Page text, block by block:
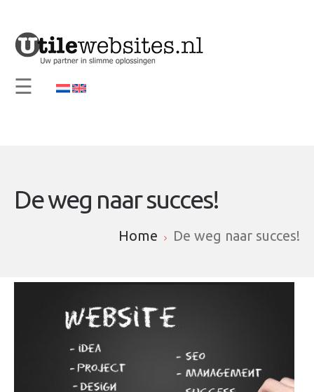
Home
Vision and Mission
☰
De weg naar succes!
Home De weg naar succes!